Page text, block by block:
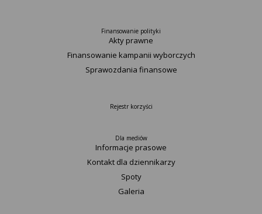
Finansowanie polityki
Akty prawne
Finansowanie kampanii wyborczych
Sprawozdania finansowe
Rejestr korzyści
Dla mediów
Informacje prasowe
Kontakt dla dziennikarzy
Spoty
Galeria